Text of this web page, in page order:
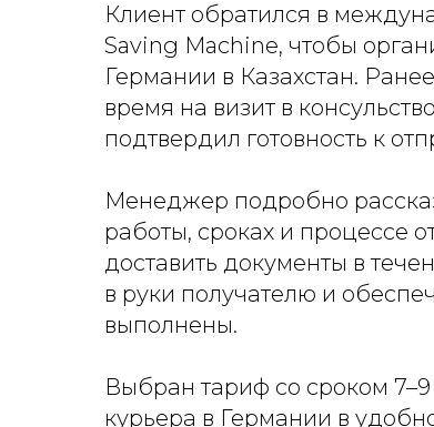
Клиент обратился в
Saving Machine, чтобы
Германии в Казахстан.
время на визит в
подтвердил готовность к
Менеджер подробно
работы, сроках и процессе
доставить документы в
в руки получателю и
выполнены.
Выбран тариф со сроком
курьера в Германии в